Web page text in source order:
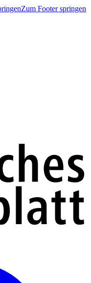
Zum Footer springen